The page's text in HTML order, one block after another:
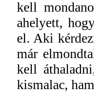
kell
ahelyett,
el. Aki
már
kell
kismalac,